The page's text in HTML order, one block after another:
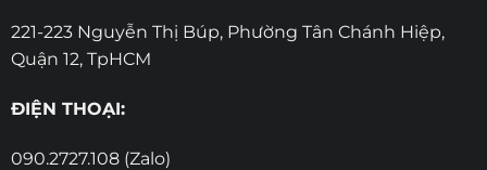
221-223 Nguyễn Thị Búp, Phường Tân Chánh Hiệp,
Quận 12, TpHCM
ĐIỆN THOẠI:
090.2727.108 (Zalo)